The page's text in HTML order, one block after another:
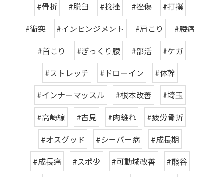
#骨折
#脱臼 #捻挫 #挫傷
#打撲
#衝突
#インピンジメント #肩こり
#腰痛
#首こり
#ぎっくり腰 #部活
#ケガ
#ストレッチ
#ドローイン
#体幹
#インナーマッスル
#根本改善
#埼玉
#高崎線
#吉見 #肉離れ
#疲労骨折
#オスグッド
#シーバー病
#成長期
#成長痛
#スポ少 #可動域改善
#熊谷